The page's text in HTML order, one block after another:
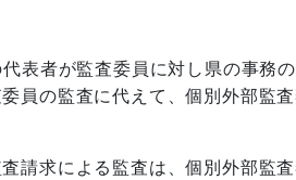
表者が監査委員に対し県の事務
員の監査に代えて、個別外部監
請求による監査は、個別外部監